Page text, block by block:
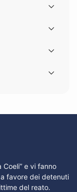
Coeli” e vi fanno
favore dei detenuti
del reato.